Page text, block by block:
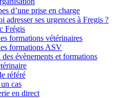
d’une prise en charge
adresser ses urgences à Fregis ?
Frégis
formations vétérinaires
formations ASV
des évènements et formations
référé
cas
en direct